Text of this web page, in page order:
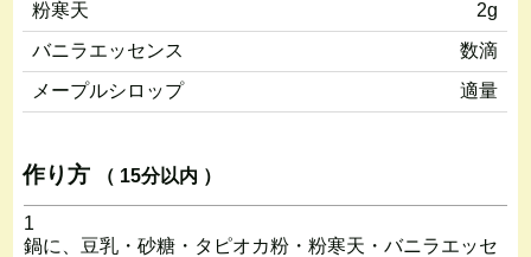
粉寒天
2g
バニラエッセンス
数滴
メープルシロップ
適量
作り方 （ 15分以内 ）
1
鍋に、豆乳・砂糖・タピオカ粉・粉寒天・バニラエッセ